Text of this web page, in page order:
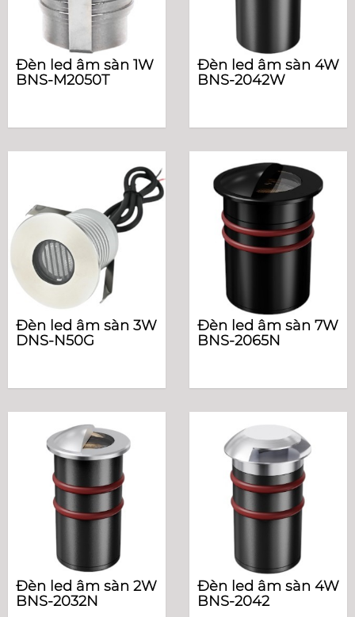
Đèn led âm sàn 1W
BNS-M2050T
Đèn led âm sàn 4W
BNS-2042W
Đèn led âm sàn 3W
DNS-N50G
Đèn led âm sàn 7W
BNS-2065N
Đèn led âm sàn 2W
BNS-2032N
Đèn led âm sàn 4W
BNS-2042